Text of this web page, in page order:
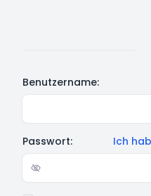
Benutzername:
Passwort: Ich
Show/hide password